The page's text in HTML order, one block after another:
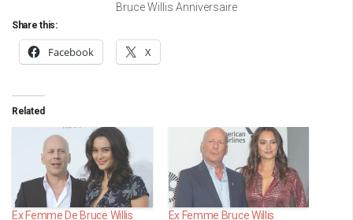
Bruce Willis Anniversaire
Share this:
Facebook X
Related
Ex Femme De Bruce Willis
Ex Femme Bruce Willis